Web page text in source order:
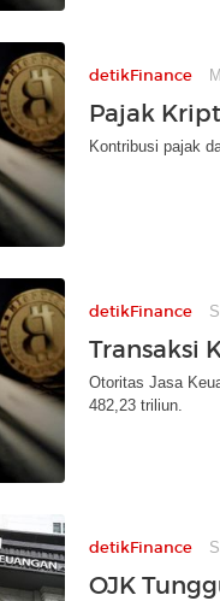
detikFinance
Pajak
Kontribusi pajak
detikFinance
Transaksi
Otoritas Jasa
482,23 triliun.
detikFinance
OJK